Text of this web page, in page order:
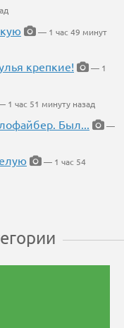
— 1 час 49 минут
крепкие!
— 1
1 час 51 минуту назад
Был...
—
— 1 час 54